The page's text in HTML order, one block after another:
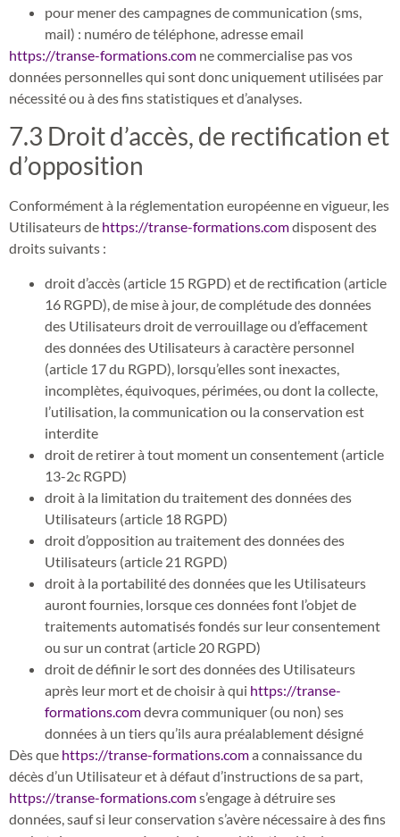
pour mener des campagnes de communication (sms,
mail) : numéro de téléphone, adresse email
https://transe-formations.com ne commercialise pas vos
données personnelles qui sont donc uniquement utilisées par
nécessité ou à des fins statistiques et d’analyses.
7.3 Droit d’accès, de rectification et
d’opposition
Conformément à la réglementation européenne en vigueur, les
Utilisateurs de https://transe-formations.comdisposent des
droits suivants :
droit d’accès (article 15 RGPD) et de rectification (article
16 RGPD), de mise à jour, de complétude des données
des Utilisateurs droit de verrouillage ou d’effacement
des données des Utilisateurs à caractère personnel
(article 17 du RGPD), lorsqu’elles sont inexactes,
incomplètes, équivoques, périmées, ou dont la collecte,
l’utilisation, la communication ou la conservation est
interdite
droit de retirer à tout moment un consentement (article
13-2c RGPD)
droit à la limitation du traitement des données des
Utilisateurs (article 18 RGPD)
droit d’opposition au traitement des données des
Utilisateurs (article 21 RGPD)
droit à la portabilité des données que les Utilisateurs
auront fournies, lorsque ces données font l’objet de
traitements automatisés fondés sur leur consentement
ou sur un contrat (article 20 RGPD)
droit de définir le sort des données des Utilisateurs
après leur mort et de choisir à qui https://transe-
formations.comdevra communiquer (ou non) ses
données à un tiers qu’ils aura préalablement désigné
Dès que https://transe-formations.coma connaissance du
décès d’un Utilisateur et à défaut d’instructions de sa part,
https://transe-formations.coms’engage à détruire ses
données, sauf si leur conservation s’avère nécessaire à des fins